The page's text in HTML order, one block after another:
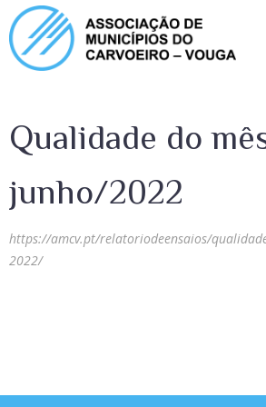
Qualidade do
junho/2022
https://amcv.pt/relatoriodeensaios/
2022/